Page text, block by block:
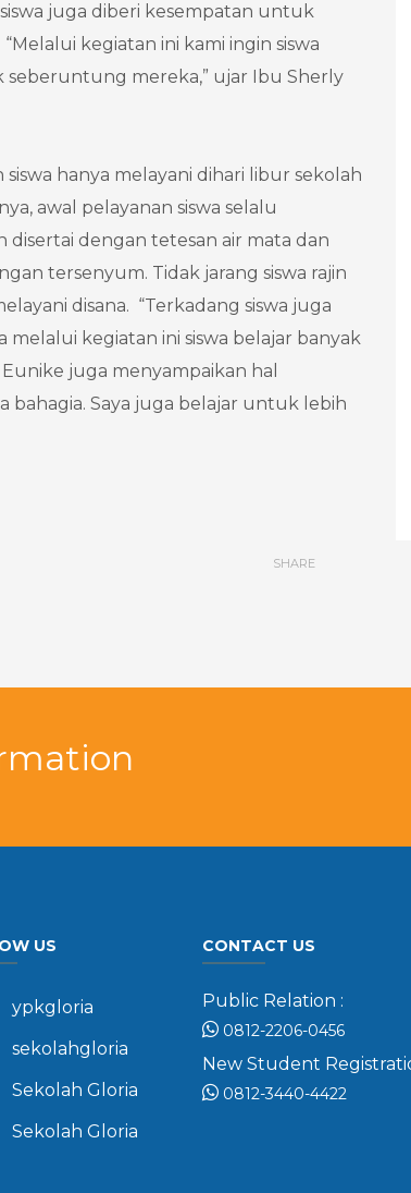
juga diberi kesempatan untuk
kegiatan ini kami ingin siswa
seberuntung mereka,” ujar Ibu Sherly
hanya melayani dihari libur sekolah
awal pelayanan siswa selalu
disertai dengan tetesan air mata dan
tersenyum. Tidak jarang siswa rajin
disana. “Terkadang siswa juga
kegiatan ini siswa belajar banyak
juga menyampaikan hal
bahagia. Saya juga belajar untuk lebih
SHARE
US
ypkgloria
sekolahgloria
Sekolah Gloria
Sekolah Gloria
CONTACT US
Public Relation :
0812-2206-0456
New Student
0812-3440-4422